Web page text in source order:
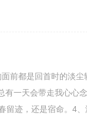
前都是回首时的淡尘
有一天会带走我心心念
留迹，还是宿命。4、